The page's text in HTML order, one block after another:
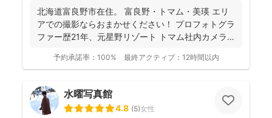
北海道富良野市在住。 富良野・トマム・美瑛 エリ
アでの撮影ならおまかせください！ プロフォトグラ
ファー歴21年、元星野リゾート トマム社内カメラ
予約承諾率： 100% 最終アクティブ： 12時間以内
水曜写真館
4.8 (5)女性